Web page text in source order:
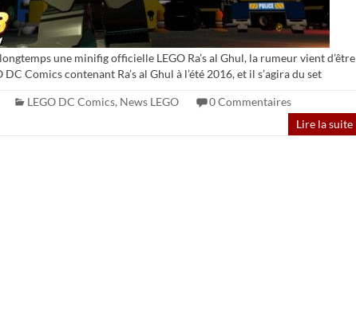
une minifig officielle LEGO Ra’s al Ghul, la rumeur vient d’être
Comics contenant Ra’s al Ghul à l’été 2016, et il s’agira du set
LEGO DC Comics, News LEGO
0 Commentaires
Lire la suite